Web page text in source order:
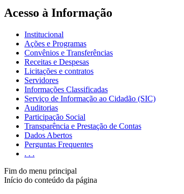
Acesso à Informação
Institucional
Ações e Programas
Convênios e Transferências
Receitas e Despesas
Licitações e contratos
Servidores
Informações Classificadas
Serviço de Informação ao Cidadão (SIC)
Auditorias
Participação Social
Transparência e Prestação de Contas
Dados Abertos
Perguntas Frequentes
. . .
Fim do menu principal
Início do conteúdo da página